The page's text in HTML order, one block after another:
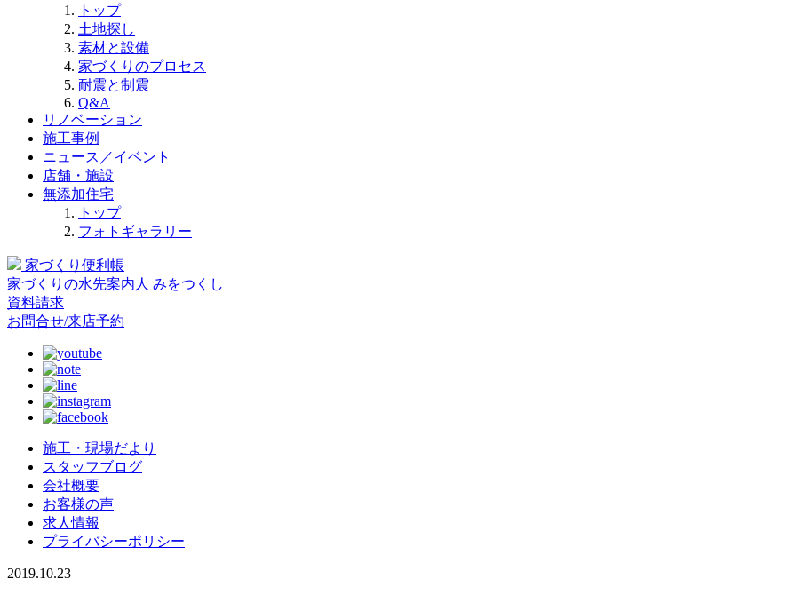
トップ
土地探し
素材と設備
家づくりのプロセス
耐震と制震
Q&A
リノベーション
施工事例
ニュース／イベント
店舗・施設
無添加住宅
トップ
フォトギャラリー
家づくり便利帳
家づくりの水先案内人 みをつくし
資料請求
お問合せ/来店予約
施工・現場だより
スタッフブログ
会社概要
お客様の声
求人情報
プライバシーポリシー
2019.10.23